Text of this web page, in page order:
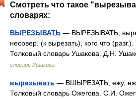
Смотреть что такое
словарях:
ВЫРЕЗЫВАТЬ — ВЫРЕЗЫВАТЬ,
несовер. (к вырезать), кого что
Толковый словарь Ушакова. Д.Н.
словарь Ушакова
вырезывать — ВШЫРЕЗАТЬ, ежу,
Толковый словарь Ожегова. С.И.